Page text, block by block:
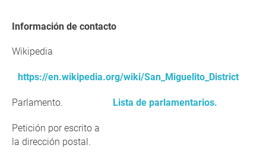
Información de contacto
Wikipedia
https://en.wikipedia.org/wiki/San_Miguelito_District
Parlamento. Lista de parlamentarios.
Petición por escrito a
la dirección postal.